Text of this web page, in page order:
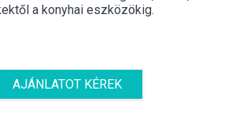
a konyhai eszközökig.
AJÁNLATOT KÉREK